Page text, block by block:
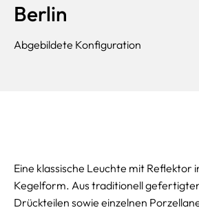
Berlin
Abgebildete Konfiguration
Eine klassische Leuchte mit Reflektor
Kegelform. Aus traditionell
Drückteilen sowie einzelnen